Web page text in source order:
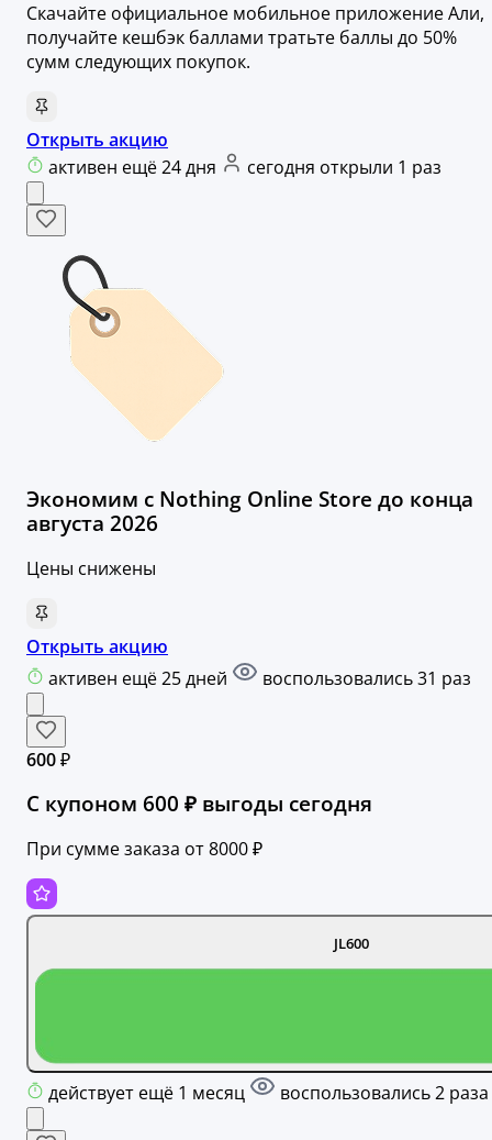
Скачайте официальное мобильное приложение Али,
получайте кешбэк баллами тратьте баллы до 50%
сумм следующих покупок.
Открыть акцию
активен ещё 24 дня
сегодня открыли 1 раз
Экономим с Nothing Online Store до конца
августа 2026
Цены снижены
Открыть акцию
активен ещё 25 дней
воспользовались 31 раз
600 ₽
С купоном 600 ₽ выгоды сегодня
При сумме заказа от 8000 ₽
JL600
действует ещё 1 месяц воспользовались 2 раза